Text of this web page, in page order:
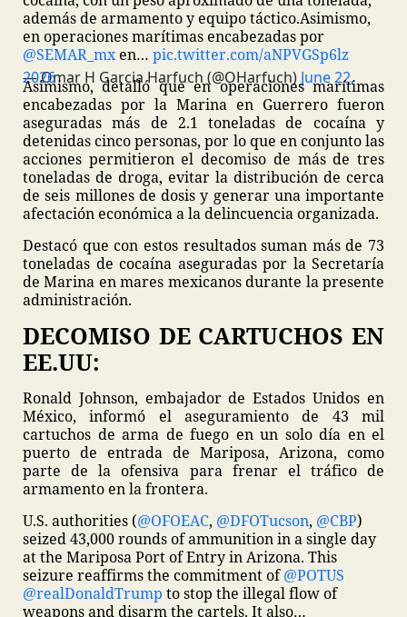
además de armamento y equipo táctico.Asimismo,
en operaciones marítimas encabezadas por
@SEMAR_mxen… pic.twitter.com/aNPVGSp6lz
— Omar H Garcia Harfuch (@OHarfuch)
June 22, 2026
Asimismo, detalló que en operaciones marítimas
encabezadas por la Marina en Guerrero fueron
aseguradas más de 2.1 toneladas de cocaína y
detenidas cinco personas, por lo que en conjunto las
acciones permitieron el decomiso de más de tres
toneladas de droga, evitar la distribución de cerca
de seis millones de dosis y generar una importante
afectación económica a la delincuencia organizada.
Destacó que con estos resultados suman más de 73
toneladas de cocaína aseguradas por la Secretaría
de Marina en mares mexicanos durante la presente
administración.
DECOMISO DE CARTUCHOS EN
EE.UU:
Ronald Johnson, embajador de Estados Unidos en
México, informó el aseguramiento de 43 mil
cartuchos de arma de fuego en un solo día en el
puerto de entrada de Mariposa, Arizona, como
parte de la ofensiva para frenar el tráfico de
armamento en la frontera.
U.S. authorities (@OFOEAC, @DFOTucson, @CBP)
seized 43,000 rounds of ammunition in a single day
at the Mariposa Port of Entry in Arizona. This
seizure reaffirms the commitment of@POTUS
@realDonaldTrump to stop the illegal flow of
weapons and disarm the cartels. It also…